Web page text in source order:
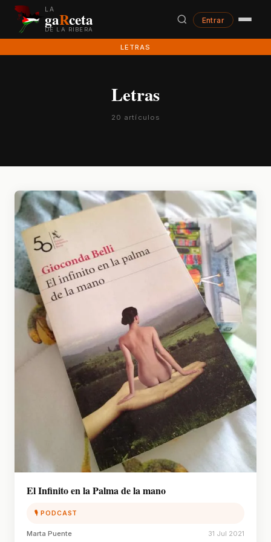
LA
gaRceta
DE LA RIBERA
Entrar
LETRAS
Letras
20 artículos
El Infinito en la Palma de la mano
🎙 PODCAST
Marta Puente 31 Jul 2021